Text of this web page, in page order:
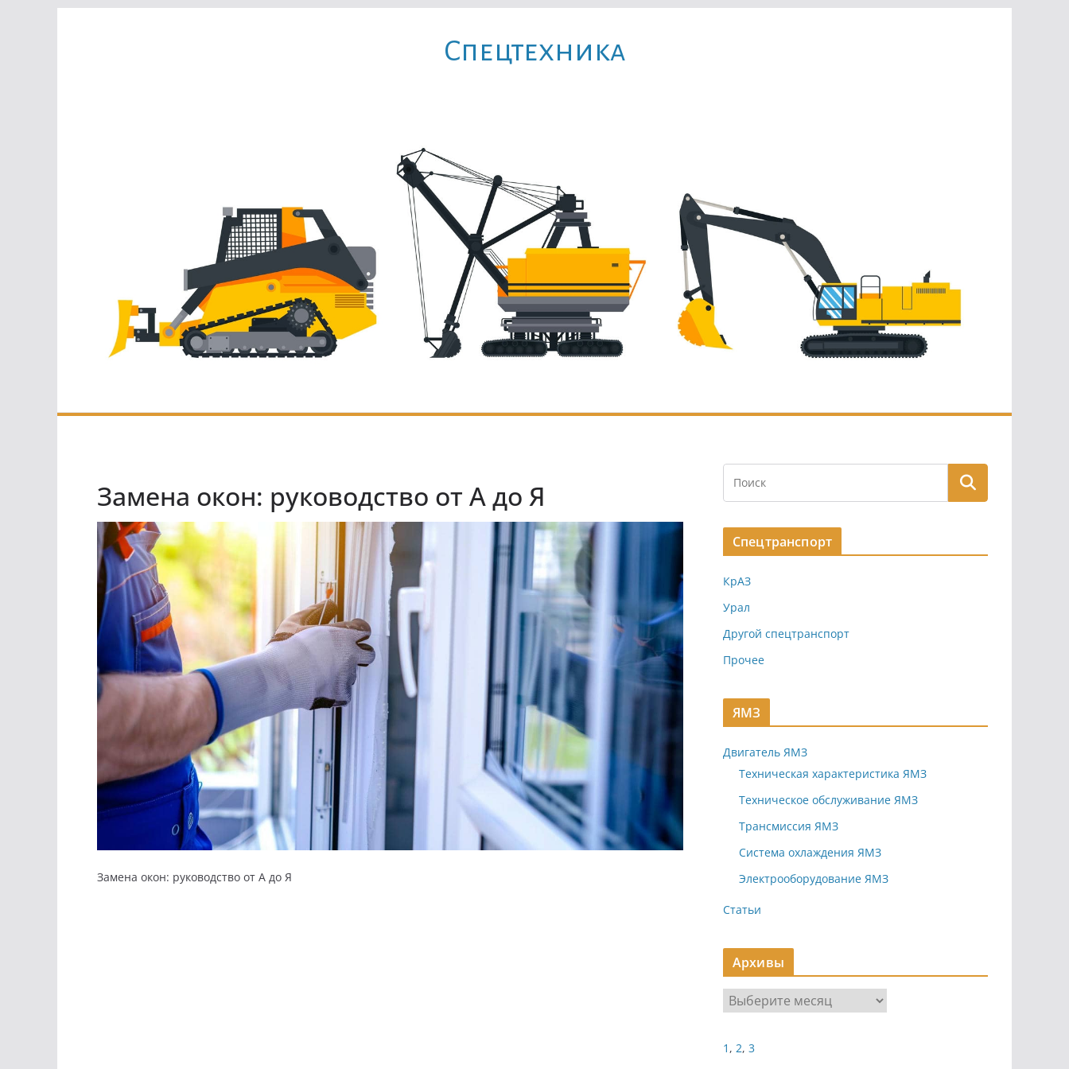
Cпецтехника
Замена окон: руководство от А до Я
Замена окон: руководство от А до Я
Спецтранспорт
КрАЗ
Урал
Другой спецтранспорт
Прочее
ЯМЗ
Двигатель ЯМЗ
Техническая характеристика ЯМЗ
Техническое обслуживание ЯМЗ
Трансмиссия ЯМЗ
Система охлаждения ЯМЗ
Электрооборудование ЯМЗ
Статьи
Архивы
р
и
1 , 2, 3